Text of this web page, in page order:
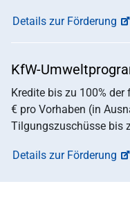
Details zur Förderung
KfW-
Kredite bis zu 100%
€ pro Vorhaben (in
Tilgungszuschüsse bis
Details zur Förderung